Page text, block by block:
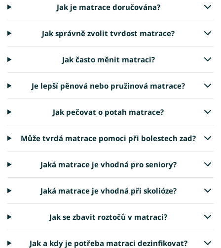
Jak je matrace doručována?
Jak správně zvolit tvrdost matrace?
Jak často měnit matraci?
Je lepší pěnová nebo pružinová matrace?
Jak pečovat o potah matrace?
Může tvrdá matrace pomoci při bolestech zad?
Jaká matrace je vhodná pro seniory?
Jaká matrace je vhodná při skolióze?
Jak se zbavit roztočů v matraci?
Jak a kdy je potřeba matraci dezinfikovat?